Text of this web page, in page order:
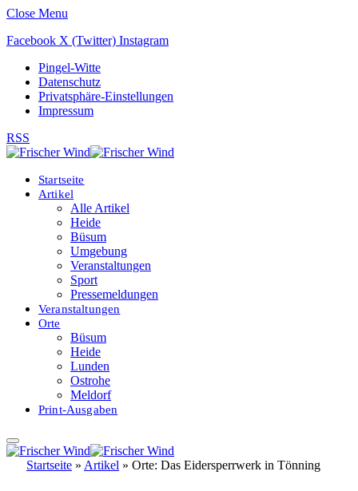
Close Menu
Facebook X (Twitter) Instagram
Pingel-Witte
Datenschutz
Privatsphäre-Einstellungen
Impressum
RSS
Startseite
Artikel
Alle Artikel
Heide
Büsum
Umgebung
Veranstaltungen
Sport
Pressemeldungen
Veranstaltungen
Orte
Büsum
Heide
Lunden
Ostrohe
Meldorf
Print-Ausgaben
Startseite » Artikel » Orte: Das Eidersperrwerk in Tönning